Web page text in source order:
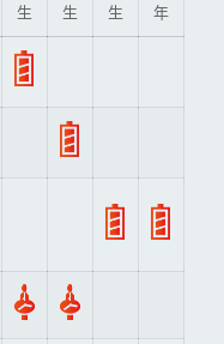
生
生
生
年